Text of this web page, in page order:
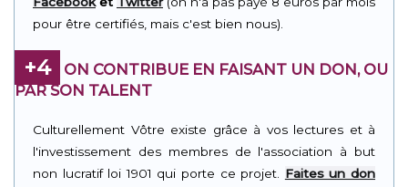
pour être certifiés, mais c'est bien nous).
+4
ON CONTRIBUE EN FAISANT UN DON, OU
PAR SON TALENT
Culturellement Vôtre existe grâce à vos lectures et à
l'investissement des membres de l'association à but
non lucratif loi 1901 qui porte ce projet. Faites un don